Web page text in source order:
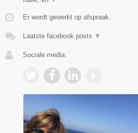
Er wordt gewerkt op afspraak.
Laatste facebook posts ▼
Sociale media: